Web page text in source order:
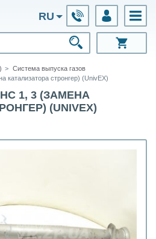
RU
Система выпуска газов
катализатора стронгер) (UnivEX)
1, 3 (ЗАМЕНА
(UNIVEX)